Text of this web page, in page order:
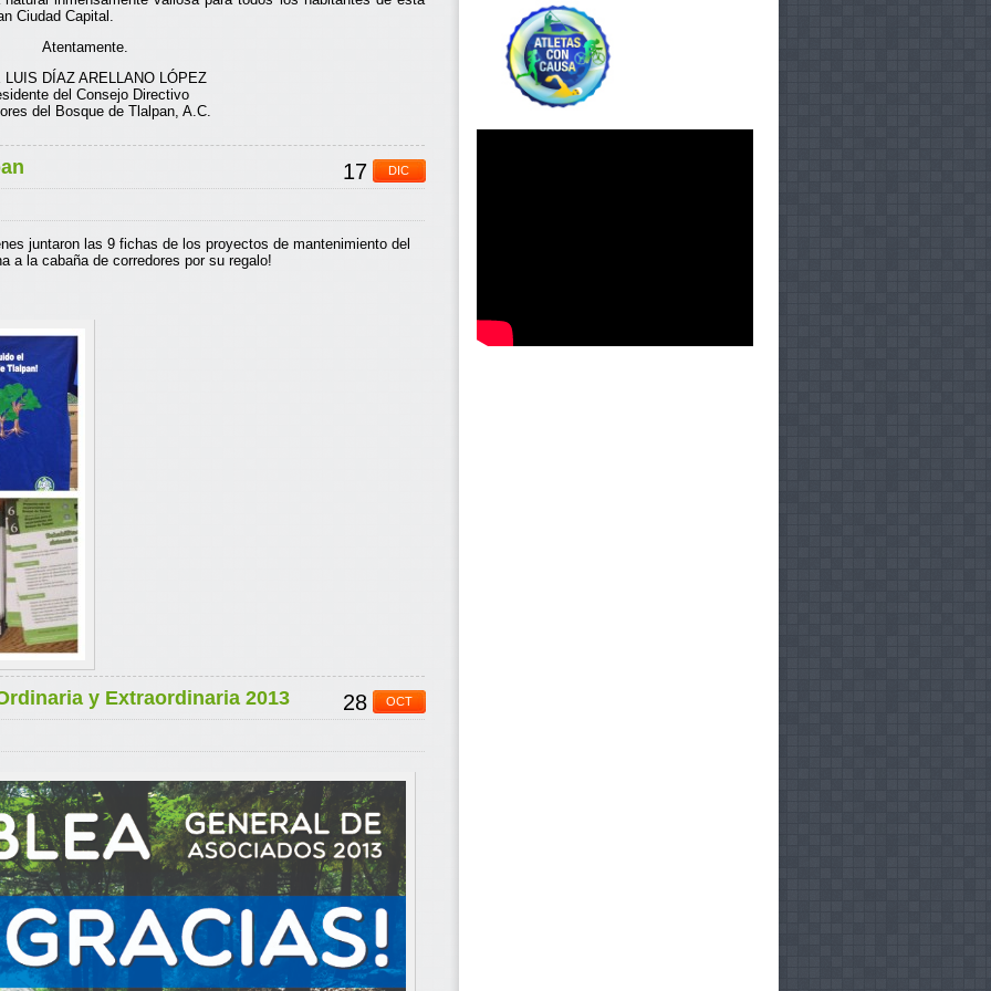
Ciudad Capital.
Atentamente.
LUIS DÍAZ ARELLANO LÓPEZ
del Consejo Directivo
del Bosque de Tlalpan, A.C.
DIC
17
juntaron las 9 fichas de los proyectos de mantenimiento del
a la cabaña de corredores por su regalo!
OCT
28
y Extraordinaria 2013